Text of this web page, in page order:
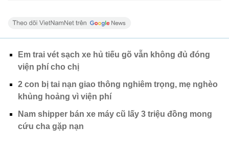
Em trai vét sạch xe hủ tiếu gõ vẫn không đủ đóng
viện phí cho chị
2 con bị tai nạn giao thông nghiêm trọng, mẹ nghèo
khủng hoảng vì viện phí
Nam shipper bán xe máy cũ lấy 3 triệu đồng mong
cứu cha gặp nạn